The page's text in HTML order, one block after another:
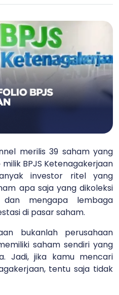
merilis 39 saham yang
BPJS Ketenagakerjaan
investor ritel yang
apa saja yang dikoleksi
dan mengapa lembaga
di pasar saham.
bukanlah perusahaan
saham sendiri yang
Jadi, jika kamu mencari
tentu saja tidak